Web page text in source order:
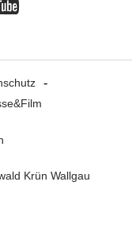
Krün Wallgau